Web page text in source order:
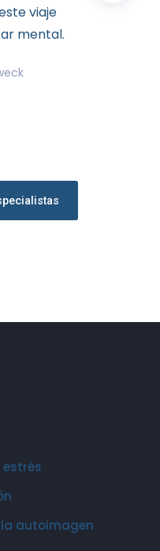
viaje
mental.
autoimagen